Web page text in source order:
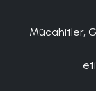
Mücahitler,